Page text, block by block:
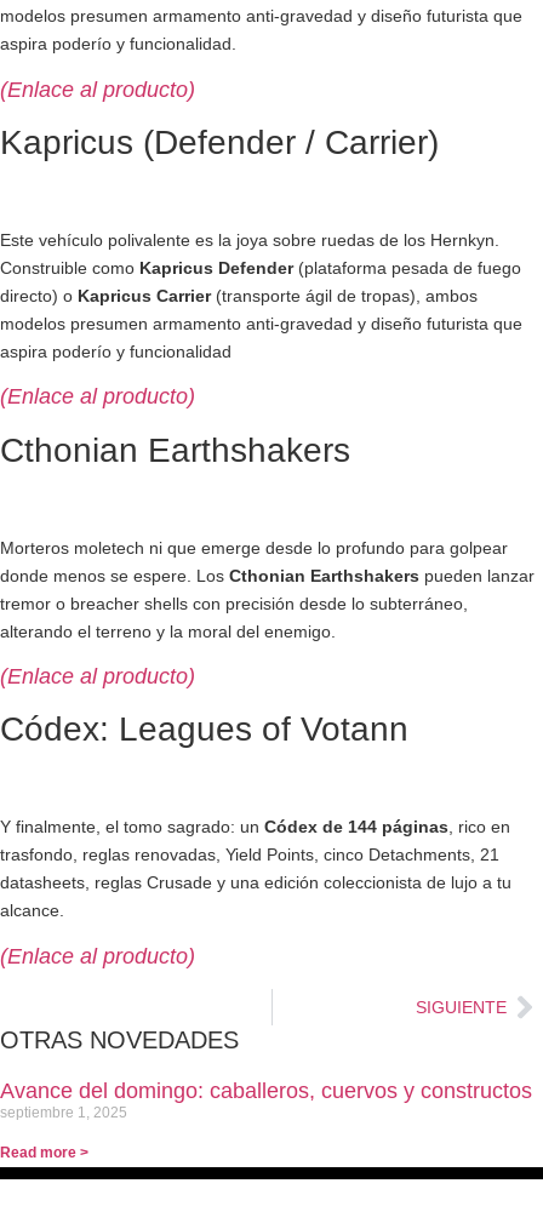
modelos presumen armamento anti-gravedad y diseño futurista que
aspira poderío y funcionalidad.
(Enlace al producto)
Kapricus (Defender / Carrier)
Este vehículo polivalente es la joya sobre ruedas de los Hernkyn.
Construible como Kapricus Defender(plataforma pesada de fuego
directo) o Kapricus Carrier(transporte ágil de tropas), ambos
modelos presumen armamento anti-gravedad y diseño futurista que
aspira poderío y funcionalidad
(Enlace al producto)
Cthonian Earthshakers
Morteros moletech ni que emerge desde lo profundo para golpear
donde menos se espere. Los Cthonian Earthshakers pueden lanzar
tremor o breacher shells con precisión desde lo subterráneo,
alterando el terreno y la moral del enemigo.
(Enlace al producto)
Códex: Leagues of Votann
Y finalmente, el tomo sagrado: un Códex de 144 páginas, rico en
trasfondo, reglas renovadas, Yield Points, cinco Detachments, 21
datasheets, reglas Crusade y una edición coleccionista de lujo a tu
alcance.
(Enlace al producto)
SIGUIENTE
OTRAS NOVEDADES
Avance del domingo: caballeros, cuervos y constructos
septiembre 1, 2025
Read more >